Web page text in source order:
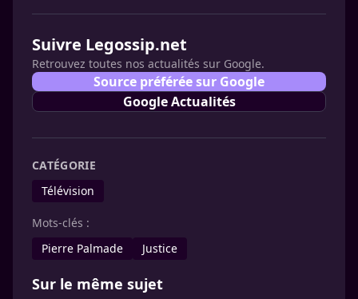
Suivre Legossip.net
Retrouvez toutes nos actualités sur Google.
Source préférée sur Google
Google Actualités
CATÉGORIE
Télévision
Mots-clés :
Pierre Palmade
Justice
Sur le même sujet